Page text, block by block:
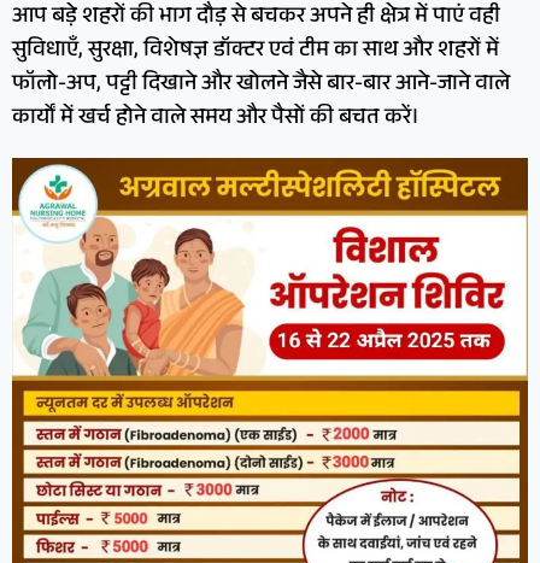
आप बड़े शहरों की भाग दौड़ से बचकर अपने ही क्षेत्र में पाएं वही
सुविधाएँ, सुरक्षा, विशेषज्ञ डॉक्टर एवं टीम का साथ और शहरों में
फॉलो-अप, पट्टी दिखाने और खोलने जैसे बार-बार आने-जाने वाले
कार्यों में खर्च होने वाले समय और पैसों की बचत करें।